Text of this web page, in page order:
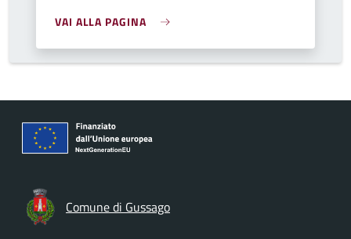
VAI ALLA PAGINA
Comune di Gussago